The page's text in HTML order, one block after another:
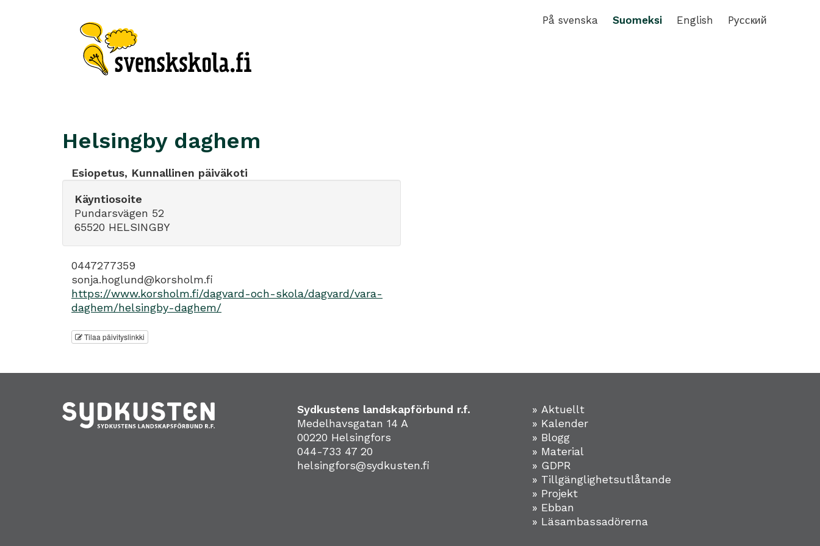
På svenska Suomeksi English Pусский
Helsingby daghem
Esiopetus, Kunnallinen päiväkoti
Käyntiosoite
Pundarsvägen 52
65520 HELSINGBY
0447277359
sonja.hoglund@korsholm.fi
https://www.korsholm.fi/dagvard-och-skola/dagvard/vara-
daghem/helsingby-daghem/
Tilaa päivityslinkki
Sydkustens landskapförbund r.f.
Medelhavsgatan 14 A
00220 Helsingfors
044-733 47 20
helsingfors@sydkusten.fi
» Aktuellt
» Kalender
» Blogg
» Material
» GDPR
» Tillgänglighetsutlåtande
» Projekt
» Ebban
» Läsambassadörerna